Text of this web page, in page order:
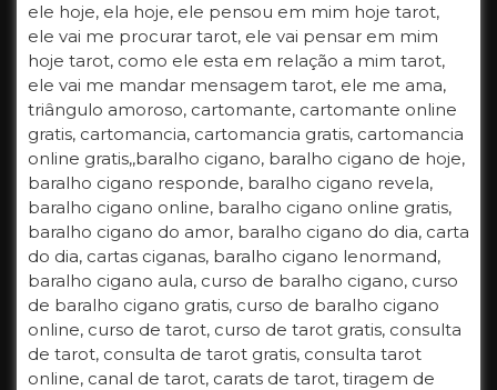
ele hoje, ela hoje, ele pensou em mim hoje tarot,
ele vai me procurar tarot, ele vai pensar em mim
hoje tarot, como ele esta em relação a mim tarot,
ele vai me mandar mensagem tarot, ele me ama,
triângulo amoroso, cartomante, cartomante online
gratis, cartomancia, cartomancia gratis, cartomancia
online gratis,,baralho cigano, baralho cigano de hoje,
baralho cigano responde, baralho cigano revela,
baralho cigano online, baralho cigano online gratis,
baralho cigano do amor, baralho cigano do dia, carta
do dia, cartas ciganas, baralho cigano lenormand,
baralho cigano aula, curso de baralho cigano, curso
de baralho cigano gratis, curso de baralho cigano
online, curso de tarot, curso de tarot gratis, consulta
de tarot, consulta de tarot gratis, consulta tarot
online, canal de tarot, carats de tarot, tiragem de